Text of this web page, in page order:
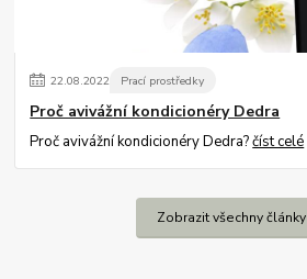
22.08.2022 Prací prostředky
Proč avivážní kondicionéry Dedra
Proč avivážní kondicionéry Dedra?číst celé
Zobrazit všechny články